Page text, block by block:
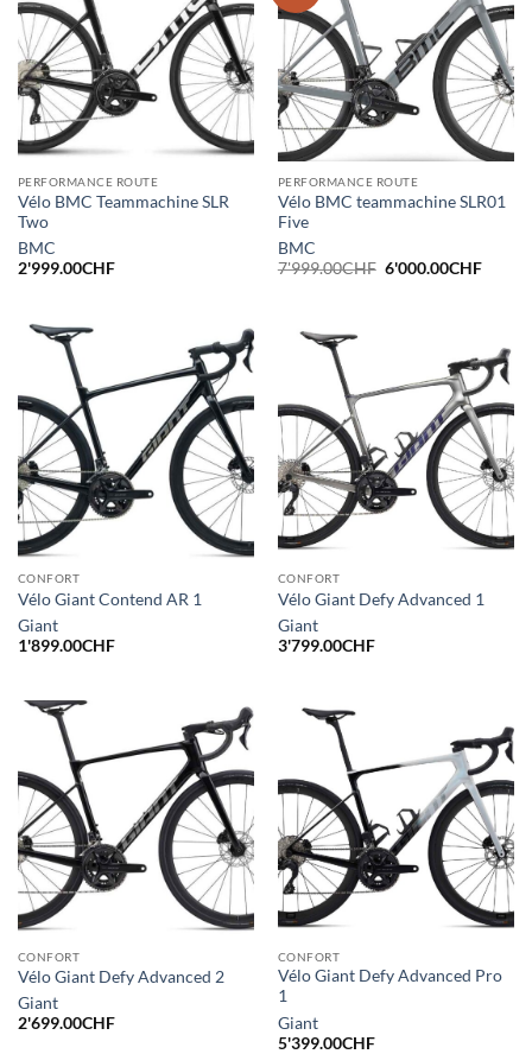
PERFORMANCE ROUTE
Vélo BMC Teammachine SLR
Two
BMC
2'999.00CHF
PERFORMANCE ROUTE
Vélo BMC teammachine SLR01
Five
BMC
7'999.00CHF Le
6'000.00CHFLe
CONFORT
Vélo Giant Contend AR 1
Giant
1'899.00CHF
CONFORT
Vélo Giant Defy Advanced 1
Giant
3'799.00CHF
CONFORT
Vélo Giant Defy Advanced 2
Giant
2'699.00CHF
CONFORT
Vélo Giant Defy Advanced Pro
1
Giant
5'399.00CHF